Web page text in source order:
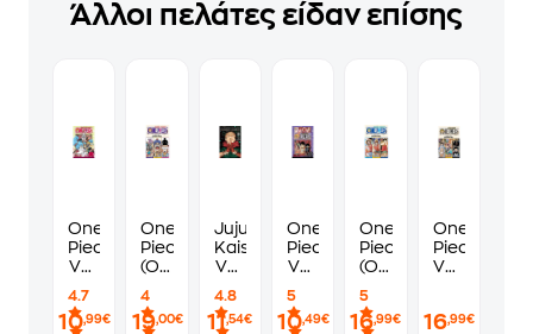
Άλλοι πελάτες είδαν επίσης
One
Piece,
Vol.
4.7
10,99€
One
Piece
(Omnibus
Vol.
19
4
19,00€
Jujutsu
Kaisen,
Vol.
4.8
11,54€
One
Piece,
Vol.
5
10,49€
One
Piece
(Omnibus
Vol.
13
5
16,99€
One
Piece
Vols.
&
16,99€